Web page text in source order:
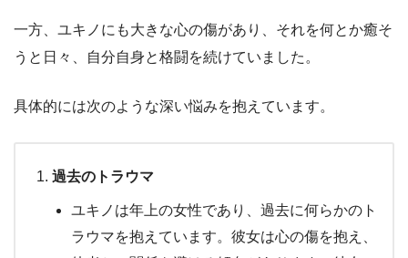
一方、ユキノにも大きな心の傷があり、それを何とか癒そ
うと日々、自分自身と格闘を続けていました。
具体的には次のような深い悩みを抱えています。
過去のトラウマ
ユキノは年上の女性であり、過去に何らかのト
ラウマを抱えています。彼女は心の傷を抱え、